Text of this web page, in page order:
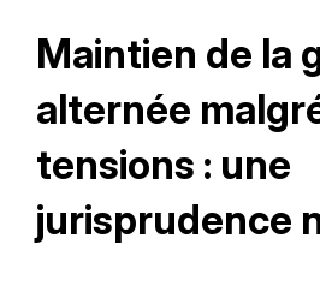
Maintien de la
alternée
tensions : une
jurisprudence